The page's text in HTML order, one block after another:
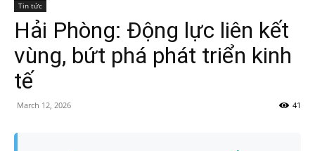
Tin tức
Hải Phòng: Động lực liên kết
vùng, bứt phá phát triển kinh
tế
March 12, 2026 41